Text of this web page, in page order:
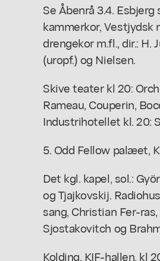
Se Åbenrå 3.4.
kammerkor, Vestjydsk
drengekor m.fl., dir.: H.
(uropf.) og Nielsen.
Skive teater kl 20:
Rameau, Couperin,
Industrihotellet kl. 20:
5. Odd Fellow palæet,
Det kgl. kapel, sol.:
og Tjajkovskij.
sang, Christian Fer-
Sjostakovitch og
Kolding, KIF-hallen, kl